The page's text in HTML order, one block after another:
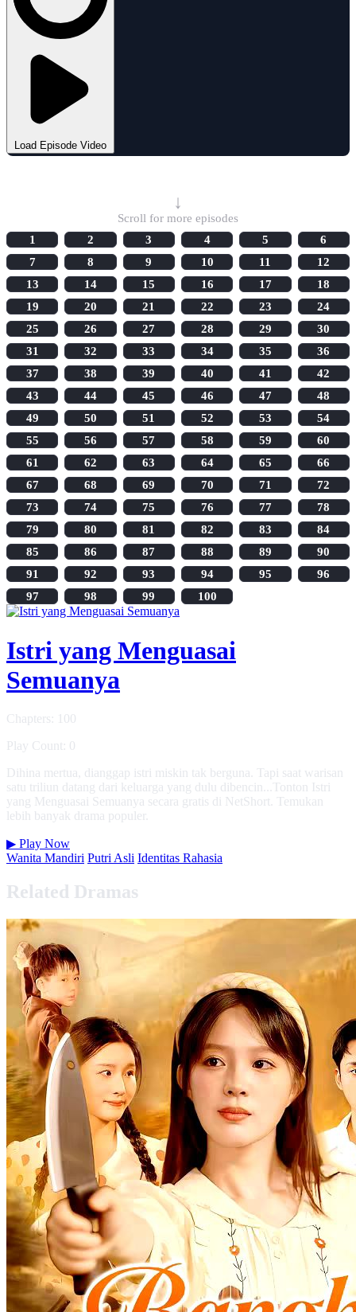
Load Episode Video
↓
Scroll for more episodes
1
2 3 4 5
6
7
8 9 10 11
12
13
14 15 16 17
18
19
20 21 22 23
24
25
26 27 28 29
30
31
32 33 34 35
36
37
38 39 40 41
42
43
44 45 46 47
48
49
50 51 52 53
54
55
56 57 58 59
60
61
62 63 64 65
66
67
68 69 70 71
72
73
74 75 76 77
78
79
80 81 82 83
84
85
86 87 88 89
90
91
92 93 94 95
96
97
98 99 100
Istri yang Menguasai
Semuanya
Chapters: 100
Play Count: 0
Dihina mertua, dianggap istri miskin tak berguna. Tapi saat warisan
satu triliun datang dari keluarga yang dulu dibencin...Tonton Istri
yang Menguasai Semuanya secara gratis di NetShort. Temukan
lebih banyak drama populer.
▶ Play Now
Wanita Mandiri Putri Asli Identitas Rahasia
Related Dramas